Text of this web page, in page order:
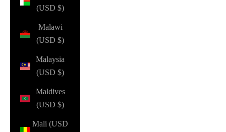
(USD $)
Malawi
(USD $)
Malaysia
(USD $)
Maldives
(USD $)
Mali (USD